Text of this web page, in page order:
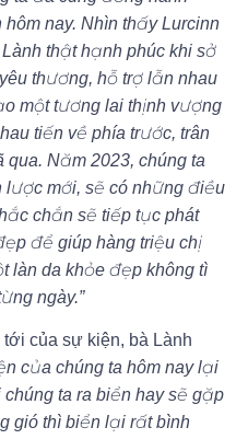
nay. Nhìn thấy Lurcinn
thật hạnh phúc khi sở
thương, hỗ trợ lẫn nhau
một tương lai thịnh vượng
tiến về phía trước, trân
Năm 2023, chúng ta
lược mới, sẽ có những điều
chắn sẽ tiếp tục phát
để giúp hàng triệu chị
làn da khỏe đẹp không tì
ngày.”
của sự kiện, bà Lành
của chúng ta hôm nay lại
ta ra biển hay sẽ gặp
gió thì biển lại rất bình